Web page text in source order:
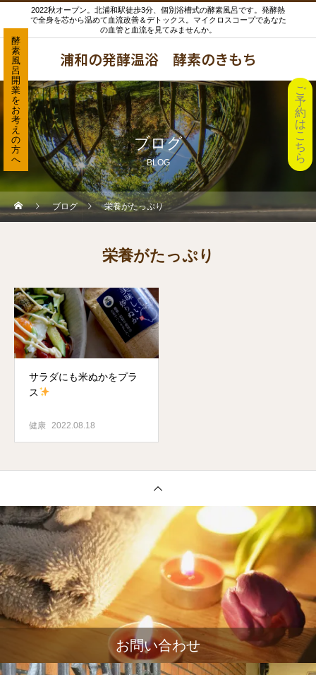
2022秋オープン。北浦和駅徒歩3分、個別浴槽式の酵素風呂です。発酵熱
で全身を芯から温めて血流改善＆デトックス。マイクロスコープであなた
の血管と血流を見てみませんか。
浦和の発酵温浴 酵素のきもち
ブログ
BLOG
ブログ 栄養がたっぷり
栄養がたっぷり
サラダにも米ぬかをプラ
ス
健康 2022.08.18
お問い合わせ
ご
予
約
は
こ
ち
ら
酵
素
風
呂
開
業
を
お
考
え
の
方
へ